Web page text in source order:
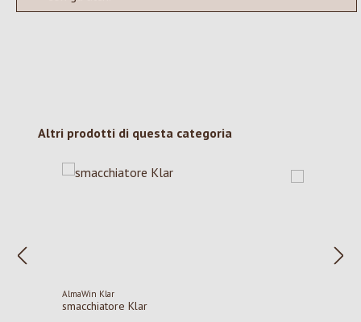
Salta la galleria dei prodotti
Altri prodotti di questa categoria
AlmaWin Klar
smacchiatore Klar